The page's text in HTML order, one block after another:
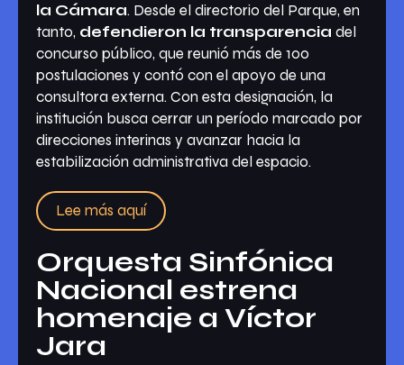
la Cámara. Desde el directorio del Parque, en
tanto, defendieron la transparencia del
concurso público, que reunió más de 100
postulaciones y contó con el apoyo de una
consultora externa. Con esta designación, la
institución busca cerrar un período marcado por
direcciones interinas y avanzar hacia la
estabilización administrativa del espacio.
Lee más aquí
Orquesta Sinfónica
Nacional estrena
homenaje a Víctor
Jara